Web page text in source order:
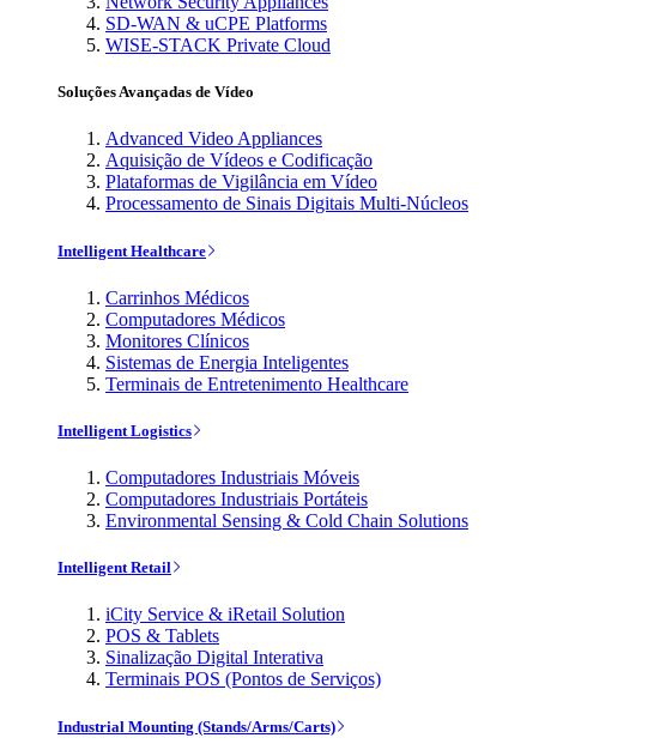
SD-WAN & uCPE Platforms
WISE-STACK Private Cloud
Soluções Avançadas de Vídeo
Advanced Video Appliances
Aquisição de Vídeos e Codificação
Plataformas de Vigilância em Vídeo
Processamento de Sinais Digitais Multi-Núcleos
Intelligent Healthcare
Carrinhos Médicos
Computadores Médicos
Monitores Clínicos
Sistemas de Energia Inteligentes
Terminais de Entretenimento Healthcare
Intelligent Logistics
Computadores Industriais Móveis
Computadores Industriais Portáteis
Environmental Sensing & Cold Chain Solutions
Intelligent Retail
iCity Service & iRetail Solution
POS & Tablets
Sinalização Digital Interativa
Terminais POS (Pontos de Serviços)
Industrial Mounting (Stands/Arms/Carts)